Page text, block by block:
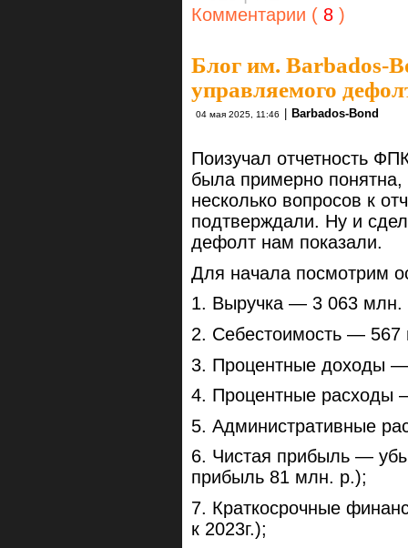
Комментарии ( 8 )
Блог им. Barbados-
управляемого
04 мая 2025, 11:46 | Barbados-Bond
Поизучал отчетность
была примерно понятна,
несколько вопросов к
подтверждали. Ну и
дефолт нам показали.
Для начала посмотрим
1. Выручка — 3 063 млн.
2. Себестоимость — 567
3. Процентные доходы
4. Процентные расходы
5. Административные
6. Чистая прибыль —
прибыль 81 млн. р.);
7. Краткосрочные
к 2023г.);